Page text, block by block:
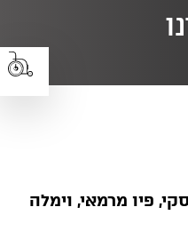
פיו מרמאי, וימלה